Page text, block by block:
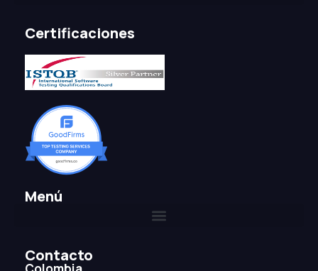
Certificaciones
Menú
Contacto